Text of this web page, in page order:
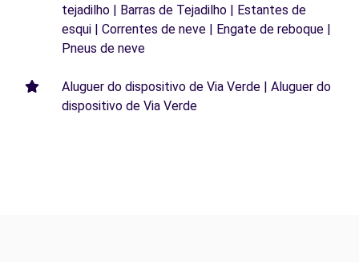
tejadilho | Barras de Tejadilho | Estantes de
esqui | Correntes de neve | Engate de reboque |
Pneus de neve
Aluguer do dispositivo de Via Verde | Aluguer do
dispositivo de Via Verde